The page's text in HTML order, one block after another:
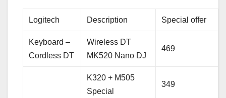
Logitech Description Special offer
Keyboard –
Cordless DT
Wireless DT
MK520 Nano DJ
469
K320 + M505
Special
349